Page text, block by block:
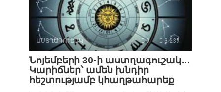
ԱՍՏՂԱԳՈՒՇԱԿ 0 3 239
Նոյեմբերի 30-ի աստղագուշակ․․․
Կարիճներ՝ ամեն խնդիր
հեշտությամբ կհաղթահարեք